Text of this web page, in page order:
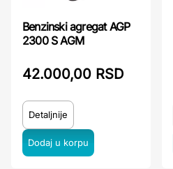
Benzinski agregat AGP
2300 S AGM
42.000,00 RSD
Detaljnije